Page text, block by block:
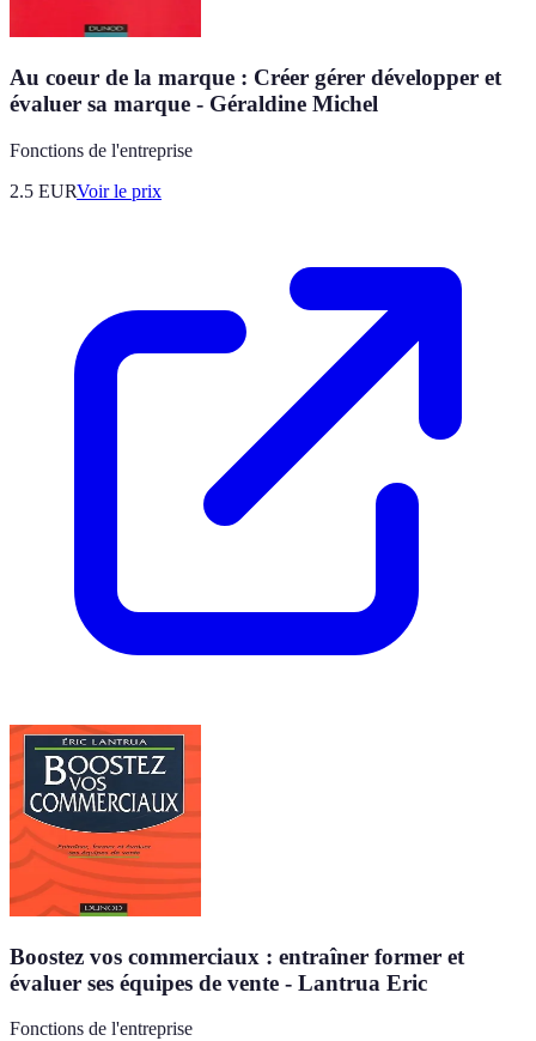
Au coeur de la marque : Créer gérer développer et
évaluer sa marque - Géraldine Michel
Fonctions de l'entreprise
2.5 EURVoir le prix
Boostez vos commerciaux : entraîner former et
évaluer ses équipes de vente - Lantrua Eric
Fonctions de l'entreprise